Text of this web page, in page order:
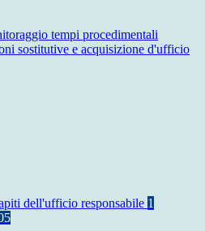
tempi procedimentali
sostitutive e acquisizione d'ufficio
dell'ufficio responsabile 1